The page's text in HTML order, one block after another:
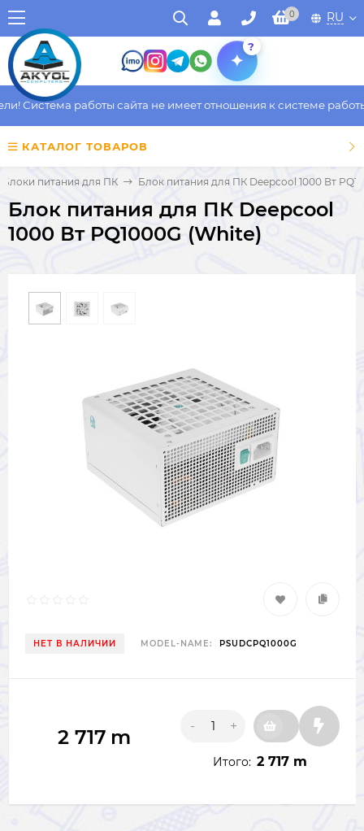
0 RU
?
Система работы сайта не имеет отношения к системе
КАТАЛОГ ТОВАРОВ
Блоки питания для ПК Блок питания для ПК Deepcool 1000 Вт
Блок питания для ПК Deepcool
1000 Вт PQ1000G (White)
НЕТ В НАЛИЧИИ MODEL-NAME: PSUDCPQ1000G
2 717 m - +
Итого: 2 717 m